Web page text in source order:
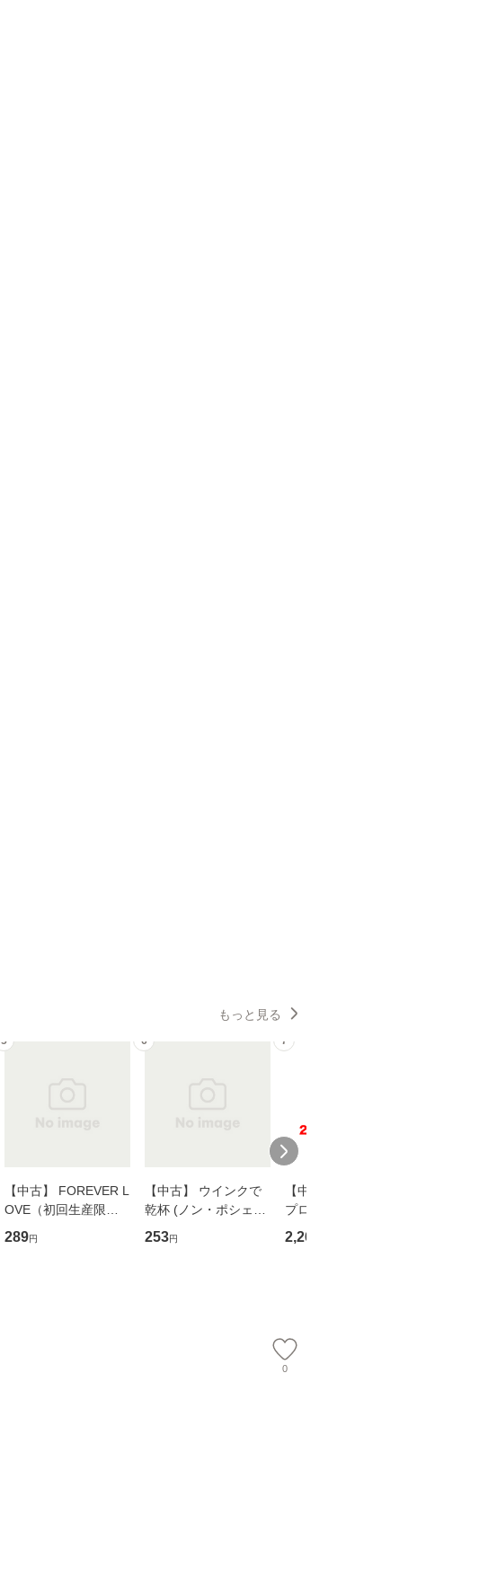
もっと見る
5
【中古】 FOREVER L
OVE（初回生産限定
盤） / 清水翔太×加藤
ミリヤ / [CD]【メール
289円
6
【中古】 ウインクで
乾杯 (ノン・ポシェッ
ト) / 東野圭吾 / 祥伝
社 [文庫]【メール便送
253円
7
【中古】 野ブタ。を
プロデュース [DVD-B
OX] / バップ [DVD]
【メール便送料無料】
2,266
0